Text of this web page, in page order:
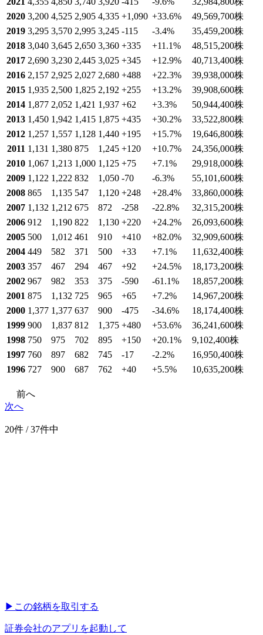
2020 3,200 4,525 2,905 4,335 +1,090 +33.6% 49,569,700株
2019 3,295 3,570 2,995 3,245 -115 -3.4% 35,459,200株
2018 3,040 3,645 2,650 3,360 +335 +11.1% 48,515,200株
2017 2,690 3,230 2,445 3,025 +345 +12.9% 40,713,400株
2016 2,157 2,925 2,027 2,680 +488 +22.3% 39,938,000株
2015 1,935 2,500 1,825 2,192 +255 +13.2% 39,908,600株
2014 1,877 2,052 1,421 1,937 +62 +3.3% 50,944,400株
2013 1,450 1,942 1,415 1,875 +435 +30.2% 33,522,800株
2012 1,257 1,557 1,128 1,440 +195 +15.7% 19,646,800株
2011 1,131 1,380 875 1,245 +120 +10.7% 24,356,000株
2010 1,067 1,213 1,000 1,125 +75 +7.1% 29,918,000株
2009 1,122 1,222 832 1,050 -70 -6.3% 55,101,600株
2008 865 1,135 547 1,120 +248 +28.4% 33,860,000株
2007 1,132 1,212 675 872 -258 -22.8% 32,315,200株
2006 912 1,190 822 1,130 +220 +24.2% 26,093,600株
2005 500 1,012 461 910 +410 +82.0% 32,909,600株
2004 449 582 371 500 +33 +7.1% 11,632,400株
2003 357 467 294 467 +92 +24.5% 18,173,200株
2002 967 982 353 375 -590 -61.1% 18,857,200株
2001 875 1,132 725 965 +65 +7.2% 14,967,200株
2000 1,377 1,377 637 900 -475 -34.6% 18,174,400株
1999 900 1,837 812 1,375 +480 +53.6% 36,241,600株
1998 750 975 702 895 +150 +20.1% 9,102,400株
1997 760 897 682 745 -17 -2.2% 16,950,400株
1996 727 900 687 762 +40 +5.5% 10,635,200株
前へ
次へ
20件 / 37件中
▶︎ この銘柄を取引する
証券会社のアプリを起動して